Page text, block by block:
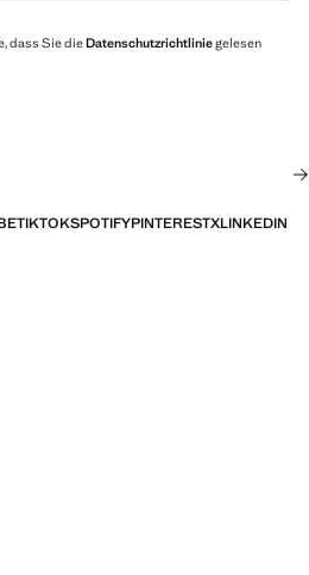
dass Sie dieDatenschutzrichtliniegelesen
TIKTOKSPOTIFYPINTERESTXLINKEDIN